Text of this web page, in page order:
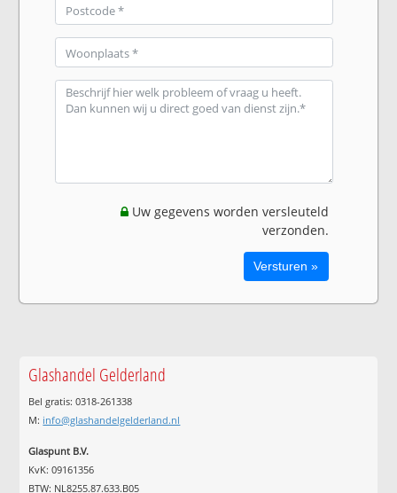
Uw gegevens worden versleuteld
verzonden.
Glashandel Gelderland
Bel gratis: 0318-261338
M: info@glashandelgelderland.nl
Glaspunt B.V.
KvK: 09161356
BTW: NL8255.87.633.B05